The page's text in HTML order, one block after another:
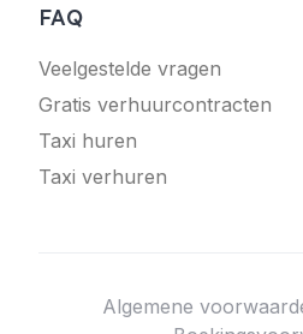
FAQ
Veelgestelde vragen
Gratis verhuurcontracten
Taxi huren
Taxi verhuren
Algemene